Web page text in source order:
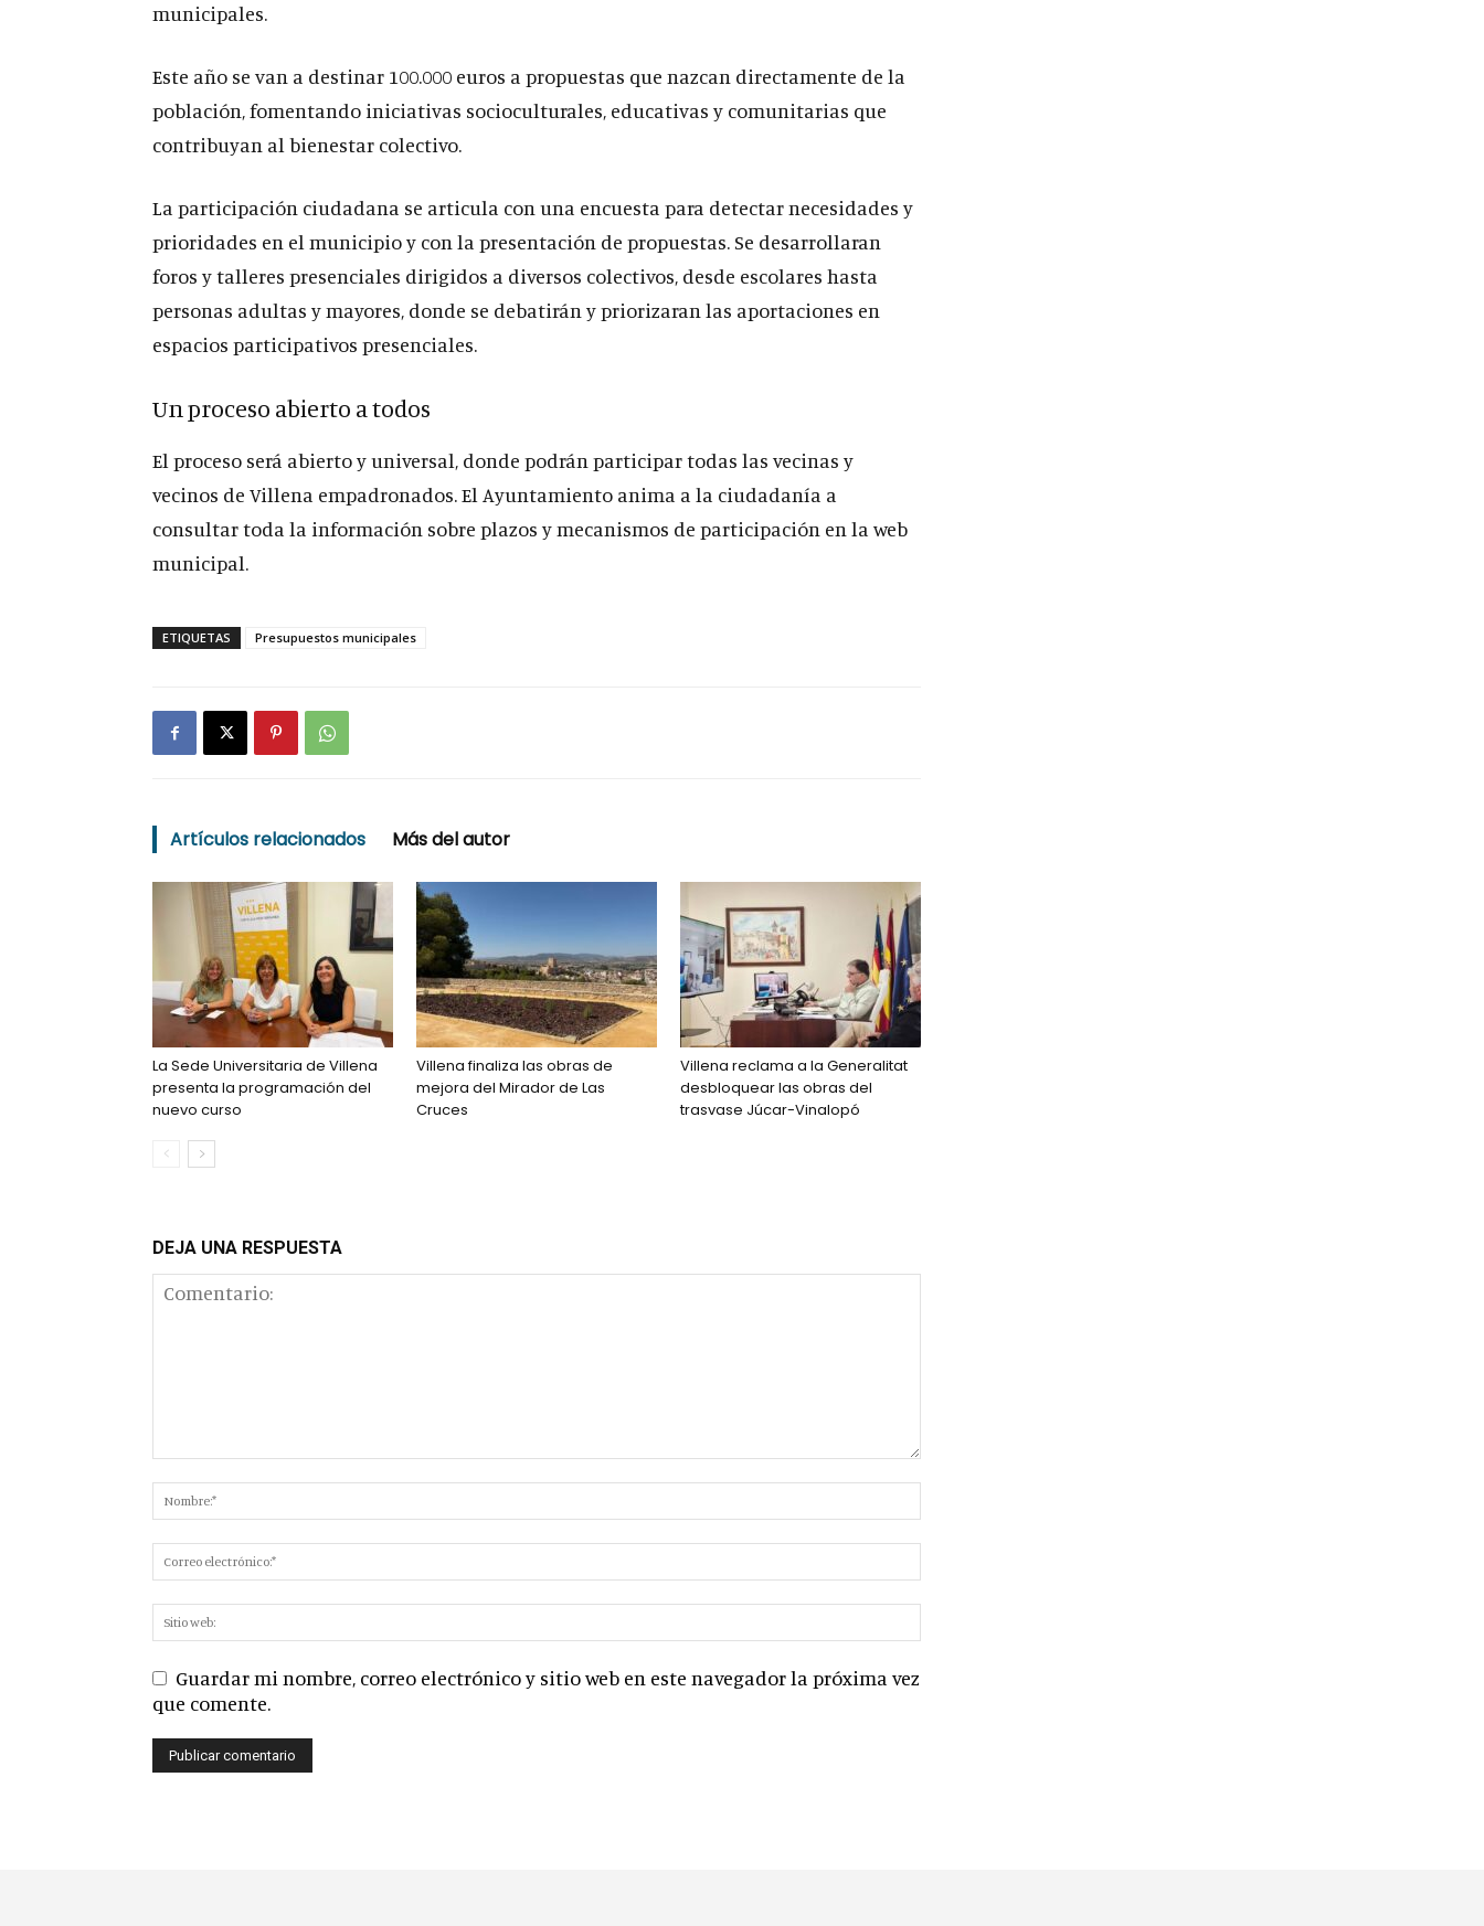
municipales.
Este año se van a destinar 100.000 euros a propuestas que nazcan directamente de la
población, fomentando iniciativas socioculturales, educativas y comunitarias que
contribuyan al bienestar colectivo.
La participación ciudadana se articula con una encuesta para detectar necesidades y
prioridades en el municipio y con la presentación de propuestas. Se desarrollaran
foros y talleres presenciales dirigidos a diversos colectivos, desde escolares hasta
personas adultas y mayores, donde se debatirán y priorizaran las aportaciones en
espacios participativos presenciales.
Un proceso abierto a todos
El proceso será abierto y universal, donde podrán participar todas las vecinas y
vecinos de Villena empadronados. El Ayuntamiento anima a la ciudadanía a
consultar toda la información sobre plazos y mecanismos de participación en la web
municipal.
ETIQUETAS Presupuestos municipales
Artículos relacionados Más del autor
La Sede Universitaria de Villena
presenta la programación del
nuevo curso
Villena finaliza las obras de
mejora del Mirador de Las
Cruces
Villena reclama a la Generalitat
desbloquear las obras del
trasvase Júcar-Vinalopó
DEJA UNA RESPUESTA
Guardar mi nombre, correo electrónico y sitio web en este navegador la próxima vez
que comente.